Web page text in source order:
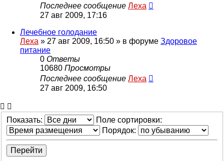
Последнее сообщение Леха
27 авг 2009, 17:16
Лечебное голодание
Леха » 27 авг 2009, 16:50 » в форуме Здоровое
питание
0 Ответы
10680 Просмотры
Последнее сообщение Леха
27 авг 2009, 16:50
Показать:
Поле сортировки:
Порядок: